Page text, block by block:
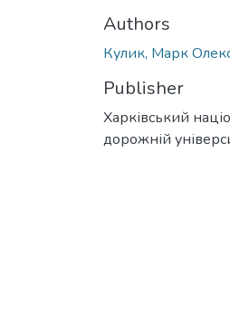
Authors
Кулик, Марк
Publisher
Харківський
дорожній